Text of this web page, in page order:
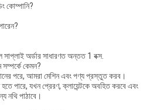
কোম্পানি?
অর্ডার সাধারণত অন্তত 1 বক্স.
কেমন?
পরে, আমরা মেশিন এবং পণ্য প্রস্তুত করব।
পারে, যখন প্রেরণ, ক্লায়েন্টকে অবহিত করবে এবং
নথি পাঠাবে।